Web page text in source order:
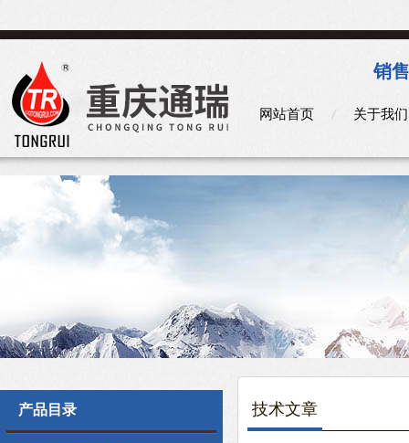
销
网站首页 关于我们
产品目录 技术文章